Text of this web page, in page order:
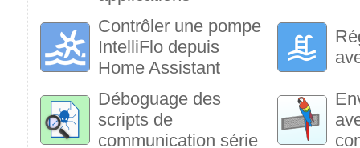
Contrôler une pompe
IntelliFlo depuis
Home Assistant
Déboguage des
scripts de
communication série